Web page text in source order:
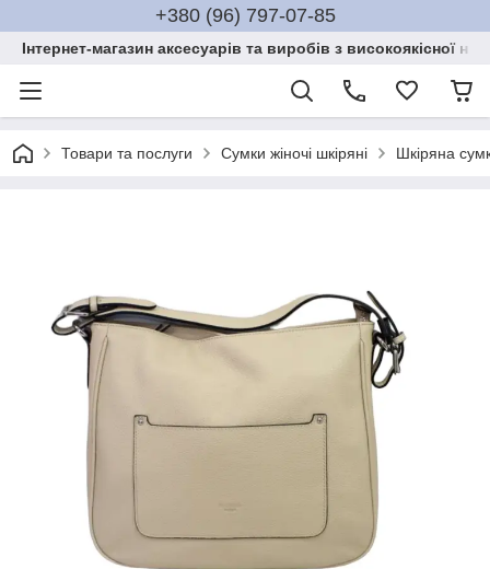
+380 (96) 797-07-85
Інтернет-магазин аксесуарів та виробів з високоякісної
Товари та послуги Сумки жіночі шкіряні Шкіряна